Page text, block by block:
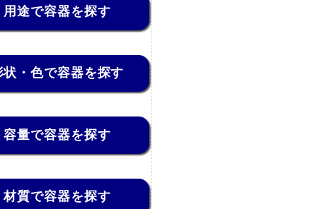
用途で容器を探す
状・色で容器を探す
容量で容器を探す
材質で容器を探す